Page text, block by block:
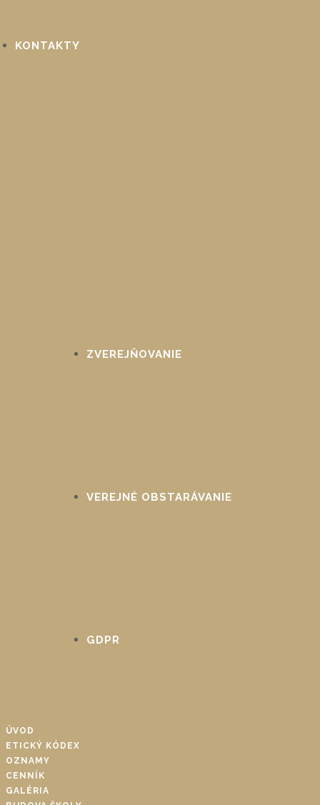
KONTAKTY
ZVEREJŇOVANIE
VEREJNÉ OBSTARÁVANIE
GDPR
ÚVOD
ETICKÝ KÓDEX
OZNAMY
CENNÍK
GALÉRIA